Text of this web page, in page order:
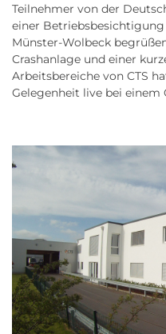
Teilnehmer von der
einer
Münster-Wolbeck
Crashanlage und einer
Arbeitsbereiche von CTS
Gelegenheit live bei einem